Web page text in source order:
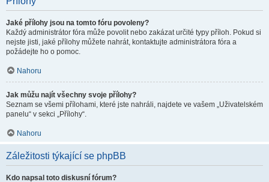
Jaké přílohy jsou na tomto fóru povoleny?
Každý administrátor fóra může povolit nebo zakázat určité typy příloh. Pokud si
nejste jisti, jaké přílohy můžete nahrát, kontaktujte administrátora fóra a
požádejte ho o pomoc.
Nahoru
Jak můžu najít všechny svoje přílohy?
Seznam se všemi přílohami, které jste nahráli, najdete ve vašem „Uživatelském
panelu“ v sekci „Přílohy“.
Nahoru
Záležitosti týkající se phpBB
Kdo napsal toto diskusní fórum?